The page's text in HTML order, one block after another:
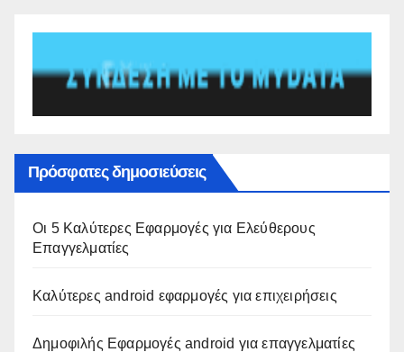
Πρόσφατες δημοσιεύσεις
Οι 5 Καλύτερες Εφαρμογές για Ελεύθερους
Επαγγελματίες
Καλύτερες android εφαρμογές για επιχειρήσεις
Δημοφιλής Εφαρμογές android για επαγγελματίες